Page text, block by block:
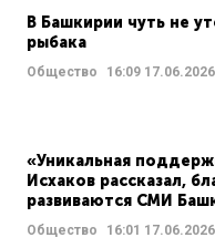
В Башкирии чуть не
рыбака
Общество 16:09 17.06.2026
«Уникальная
Исхаков рассказал,
развиваются СМИ
Общество 16:01 17.06.2026